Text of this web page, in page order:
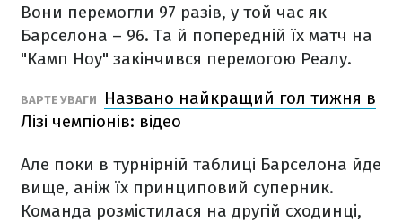
Вони перемогли 97 разів, у той час як
Барселона – 96. Та й попередній їх матч на
"Камп Ноу" закінчився перемогою Реалу.
ВАРТЕ УВАГИ
Названо найкращий гол тижня в
Лізі чемпіонів: відео
Але поки в турнірній таблиці Барселона йде
вище, аніж їх принциповий суперник.
Команда розмістилася на другій сходинці,